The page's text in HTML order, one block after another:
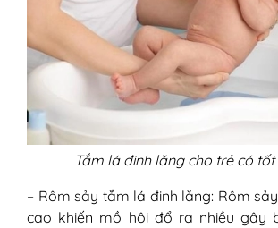
Tắm lá đinh lăng cho trẻ có
– Rôm sảy tắm lá đinh lăng: Rôm
cao khiến mồ hôi đổ ra nhiều gây